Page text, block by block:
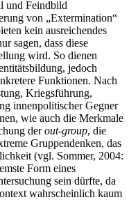
und Feindbild
von „Extermination“
kein ausreichendes
sagen, dass diese
wird. So dienen
jedoch
Funktionen. Nach
Kriegsführung,
innenpolitischer Gegner
wie auch die Merkmale
derout-group, die
Gruppendenken, das
(vgl. Sommer, 2004:
Form eines
sein dürfte, da
wahrscheinlich kaum